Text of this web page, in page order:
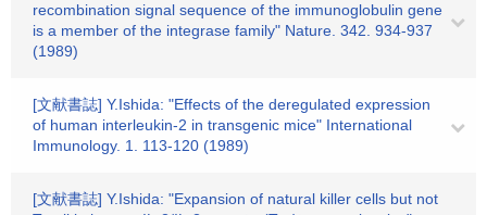
recombination signal sequence of the immunoglobulin gene
is a member of the integrase family" Nature. 342. 934-937
(1989)
[文献書誌] Y.Ishida: "Effects of the deregulated expression
of human interleukin-2 in transgenic mice" International
Immunology. 1. 113-120 (1989)
[文献書誌] Y.Ishida: "Expansion of natural killer cells but not